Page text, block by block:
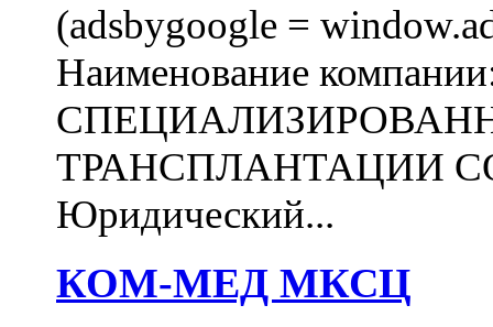
(adsbygoogle =
Наименование
ТРАНСПЛАНТАЦИИ
Юридический...
КОМ-МЕД МКСЦ